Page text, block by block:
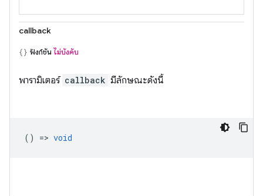
callback
ฟังก์ชัน ไม่บังคับ
พารามิเตอร์ callback มีลักษณะดังนี้
() => void